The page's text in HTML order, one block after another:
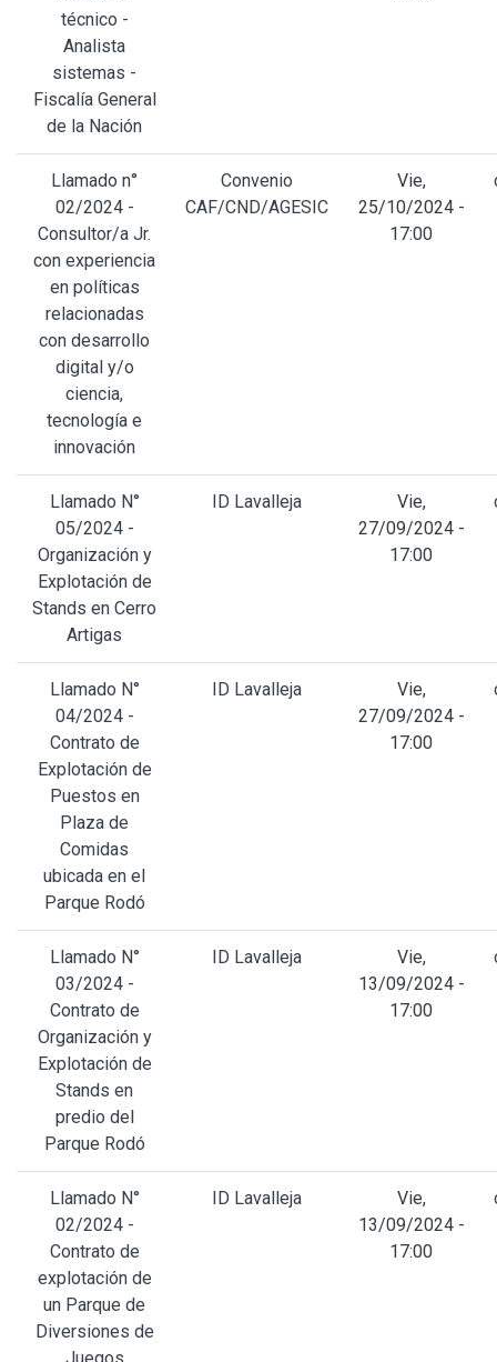
técnico -
Analista
sistemas -
Fiscalía General
de la Nación
Llamado n°
02/2024 -
Consultor/a Jr.
con experiencia
en políticas
relacionadas
con desarrollo
digital y/o
ciencia,
tecnología e
innovación
Convenio
CAF/CND/AGESIC
Vie,
25/10/2024 -
17:00
Llamado N°
05/2024 -
Organización y
Explotación de
Stands en Cerro
Artigas
ID Lavalleja
Vie,
27/09/2024 -
17:00
Llamado N°
04/2024 -
Contrato de
Explotación de
Puestos en
Plaza de
Comidas
ubicada en el
Parque Rodó
ID Lavalleja
Vie,
27/09/2024 -
17:00
Llamado N°
03/2024 -
Contrato de
Organización y
Explotación de
Stands en
predio del
Parque Rodó
ID Lavalleja
Vie,
13/09/2024 -
17:00
Llamado N°
02/2024 -
Contrato de
explotación de
un Parque de
Diversiones de
ID Lavalleja
Vie,
13/09/2024 -
17:00